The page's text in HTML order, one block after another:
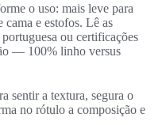
o uso: mais leve para
cama e estofos. Lê as
ou certificações
— 100% linho versus
sentir a textura, segura o
no rótulo a composição e